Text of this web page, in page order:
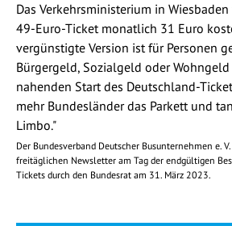
Das Verkehrsministerium in
49-Euro-Ticket monatlich 31 Euro
vergünstigte Version ist für Personen
Bürgergeld, Sozialgeld oder Wohngeld
nahenden Start des Deutschland-
mehr Bundesländer das Parkett und
Limbo."
Der Bundesverband Deutscher Busunternehmen e.
freitäglichen Newsletter am Tag der endgültigen
Tickets durch den Bundesrat am 31. März 2023.